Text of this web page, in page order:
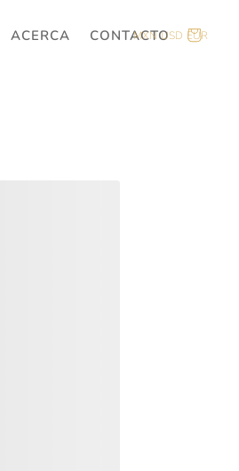
ACERCA CONTACTO
MXN USD EUR